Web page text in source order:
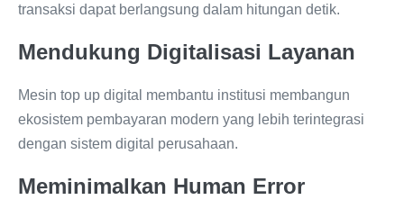
transaksi dapat berlangsung dalam hitungan detik.
Mendukung Digitalisasi Layanan
Mesin top up digital membantu institusi membangun
ekosistem pembayaran modern yang lebih terintegrasi
dengan sistem digital perusahaan.
Meminimalkan Human Error